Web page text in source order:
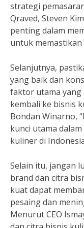
strategi
Qraved, Steven
penting dalam
untuk memastikan
Selanjutnya,
yang baik dan
faktor utama
kembali ke bisnis
Bondan Winarno,
kunci utama
kuliner di
Selain itu, jangan
brand dan citra
kuat dapat
pesaing dan
Menurut CEO